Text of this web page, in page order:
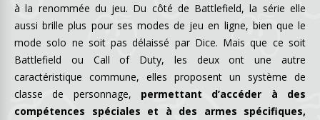
à la renommée du jeu. Du côté de Battlefield, la série elle
aussi brille plus pour ses modes de jeu en ligne, bien que le
mode solo ne soit pas délaissé par Dice. Mais que ce soit
Battlefield ou Call of Duty, les deux ont une autre
caractéristique commune, elles proposent un système de
classe de personnage, permettant d’accéder à des
compétences spéciales et à des armes spécifiques,